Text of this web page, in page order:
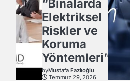
“Binalarda
Elektriksel
Riskler ve
Koruma
Yöntemleri”
byMustafa Fazlıoğlu
Temmuz 29, 2026